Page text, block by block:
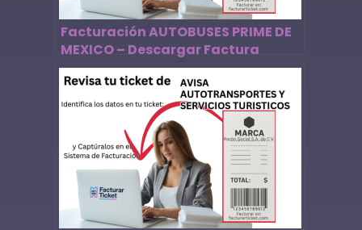
Facturación AUTOBUSES PRIME DE
MEXICO – Descargar Factura